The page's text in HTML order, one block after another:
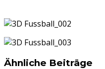
Ähnliche Beiträge